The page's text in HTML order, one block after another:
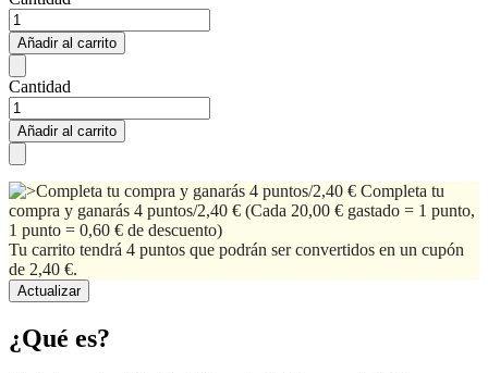
Añadir al carrito
Cantidad
Añadir al carrito
Completa tu
compra y ganarás 4 puntos/2,40 € (Cada 20,00 € gastado = 1 punto,
1 punto = 0,60 € de descuento)
Tu carrito tendrá 4 puntos que podrán ser convertidos en un cupón
de 2,40 €.
¿Qué es?